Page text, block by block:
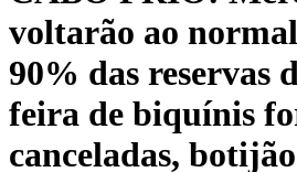
voltarão ao
90% das reservas
feira de biquínis
canceladas,